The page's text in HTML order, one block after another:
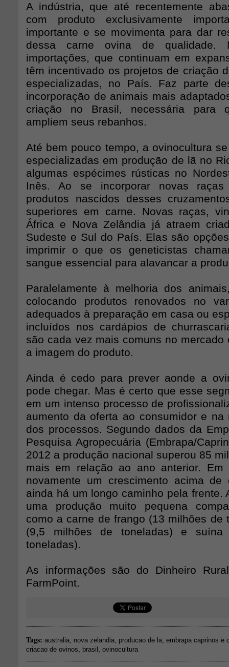
A indústria, que até recentemente
com produto exclusivamente
importante e se movimenta para dar
dessa carne ovina de qualidade.
importações, que continuam em
têm incentivado os projetos de criação
especializadas, no País. Faz parte
incorporação de animais mais
criação no Brasil, necessária para
ampliem seus rebanhos.
Até bem pouco tempo, a ovinocultura
especializadas em produção de lã no
algumas espécimes rústicas no
Inês. Ao se incorporar novas
produtos nascidos desses
superiores em carne. Novas raças,
África e Nova Zelândia já atraem
Sudeste e Sul do País. Elas são
imprimir o que os geneticistas
sangue essencial para alavancar a
Paralelamente à melhoria dos
colocando produtos renovados no
adequados à preparação em casa ou
incluídos nos cardápios de
são cada vez mais comuns no mercado
a imagem do produto.
Ainda é cedo para prever aonde a
pode chegar. Mas é certo que esse
em um intenso processo de
aumento da oferta ao consumidor e na
dos processos. Segundo dados da
Pesquisa Agropecuária (Embrapa/
2012 a produção nacional superou 85
mais em relação ao ano anterior. Em
novamente um crescimento acima
ainda há um longo caminho pela frente.
uma produção muito pequena
como a carne de frango (13 milhões de
(9,5 milhões de toneladas) e
toneladas).
As informações são do Dinheiro
FarmPoint.
Tags: australia nova zelandia producao de la embrapa caprinos e
criacao de ovinos
brasil ovinocultura